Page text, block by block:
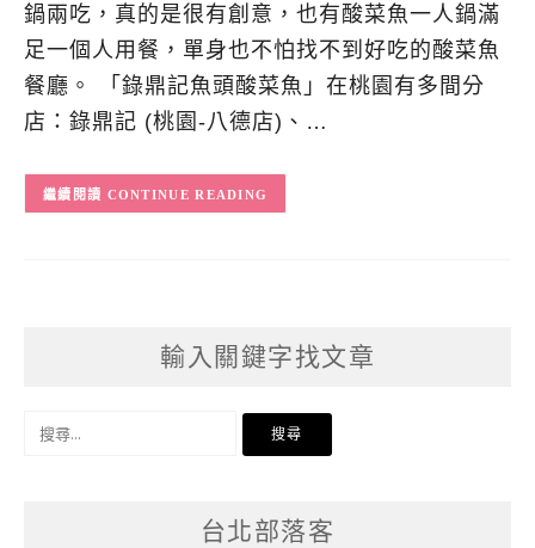
鍋兩吃，真的是很有創意，也有酸菜魚一人鍋滿
足一個人用餐，單身也不怕找不到好吃的酸菜魚
餐廳。 「錄鼎記魚頭酸菜魚」在桃園有多間分
店：錄鼎記 (桃園-八德店)、…
CONTINUE READING
輸入關鍵字找文章
搜
台北部落客